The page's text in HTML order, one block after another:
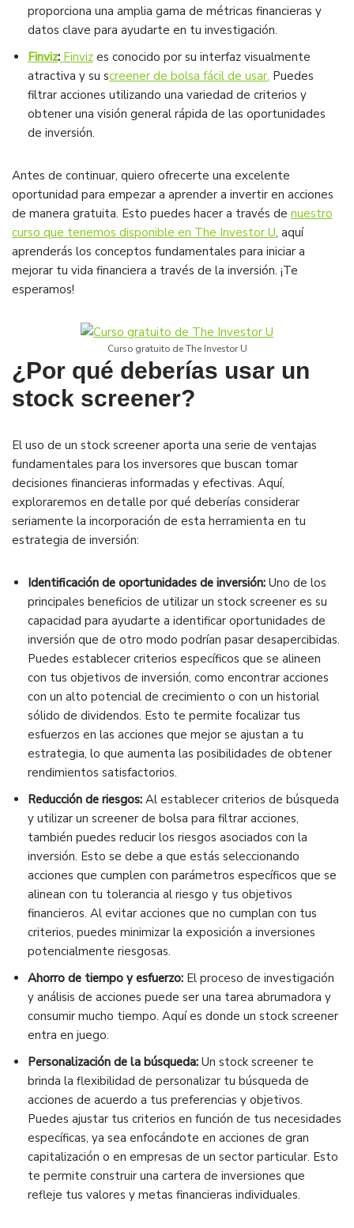
proporciona una amplia gama de métricas financieras y
datos clave para ayudarte en tu investigación.
Finviz: Finviz es conocido por su interfaz visualmente
atractiva y su screener de bolsa fácil de usar. Puedes
filtrar acciones utilizando una variedad de criterios y
obtener una visión general rápida de las oportunidades
de inversión.
Antes de continuar, quiero ofrecerte una excelente
oportunidad para empezar a aprender a invertir en acciones
de manera gratuita. Esto puedes hacer a través de nuestro
curso que tenemos disponible en The Investor U, aquí
aprenderás los conceptos fundamentales para iniciar a
mejorar tu vida financiera a través de la inversión. ¡Te
esperamos!
Curso gratuito de The Investor U
¿Por qué deberías usar un
stock screener?
El uso de un stock screener aporta una serie de ventajas
fundamentales para los inversores que buscan tomar
decisiones financieras informadas y efectivas. Aquí,
exploraremos en detalle por qué deberías considerar
seriamente la incorporación de esta herramienta en tu
estrategia de inversión:
Identificación de oportunidades de inversión: Uno de los
principales beneficios de utilizar un stock screener es su
capacidad para ayudarte a identificar oportunidades de
inversión que de otro modo podrían pasar desapercibidas.
Puedes establecer criterios específicos que se alineen
con tus objetivos de inversión, como encontrar acciones
con un alto potencial de crecimiento o con un historial
sólido de dividendos. Esto te permite focalizar tus
esfuerzos en las acciones que mejor se ajustan a tu
estrategia, lo que aumenta las posibilidades de obtener
rendimientos satisfactorios.
Reducción de riesgos: Al establecer criterios de búsqueda
y utilizar un screener de bolsa para filtrar acciones,
también puedes reducir los riesgos asociados con la
inversión. Esto se debe a que estás seleccionando
acciones que cumplen con parámetros específicos que se
alinean con tu tolerancia al riesgo y tus objetivos
financieros. Al evitar acciones que no cumplan con tus
criterios, puedes minimizar la exposición a inversiones
potencialmente riesgosas.
Ahorro de tiempo y esfuerzo: El proceso de investigación
y análisis de acciones puede ser una tarea abrumadora y
consumir mucho tiempo. Aquí es donde un stock screener
entra en juego.
Personalización de la búsqueda: Un stock screener te
brinda la flexibilidad de personalizar tu búsqueda de
acciones de acuerdo a tus preferencias y objetivos.
Puedes ajustar tus criterios en función de tus necesidades
específicas, ya sea enfocándote en acciones de gran
capitalización o en empresas de un sector particular. Esto
te permite construir una cartera de inversiones que
refleje tus valores y metas financieras individuales.